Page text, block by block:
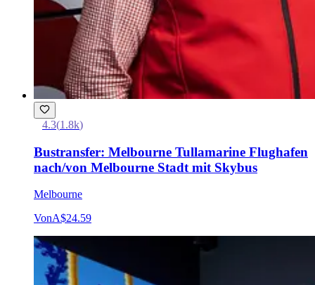
4.3(1.8k)
Bustransfer: Melbourne Tullamarine Flughafen
nach/von Melbourne Stadt mit Skybus
Melbourne
VonA$24.59